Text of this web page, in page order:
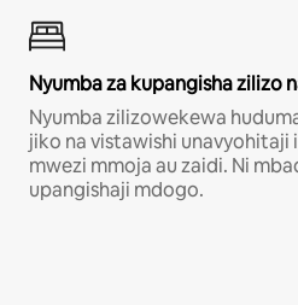
Nyumba za kupangisha zilizo
Nyumba zilizowekewa
jiko na vistawishi unavyohitaji
mwezi mmoja au zaidi. Ni
upangishaji mdogo.